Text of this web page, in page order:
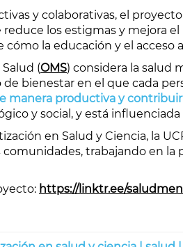
y colaborativas, el
los estigmas y mejora
la educación y el acceso
(OMS) considera la salud
bienestar en el que cada
manera productiva y
y social, y está
en Salud y Ciencia, la
comunidades, trabajando en
https://linktr.ee/